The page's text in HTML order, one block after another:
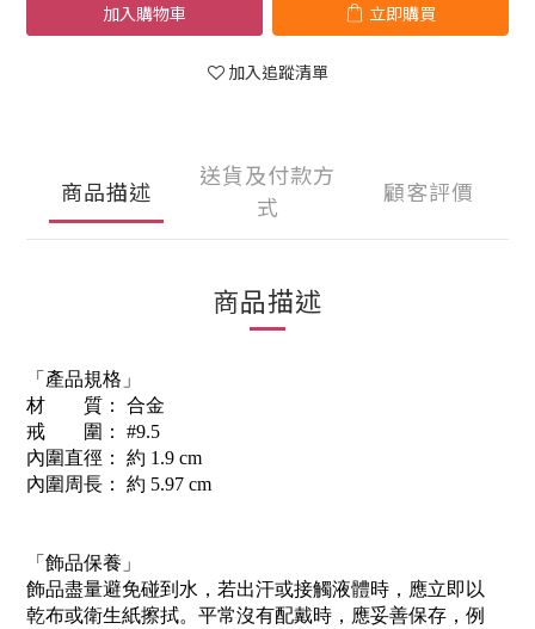
加入購物車 立即購買
加入追蹤清單
商品描述
送貨及付款方
式
顧客評價
商品描述
「產品規格」
材 質： 合金
戒 圍： #9.5
內圍直徑： 約 1.9 cm
內圍周長： 約 5.97 cm
「飾品保養」
飾品盡量避免碰到水，若出汗或接觸液體時，應立即以
乾布或衛生紙擦拭。平常沒有配戴時，應妥善保存，例